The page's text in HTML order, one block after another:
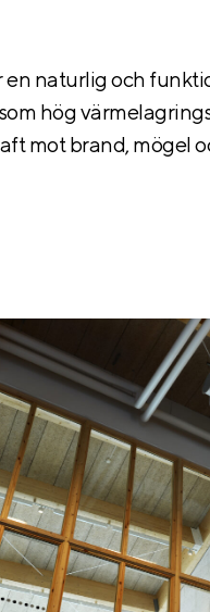
en naturlig och
hög
mot brand, mögel